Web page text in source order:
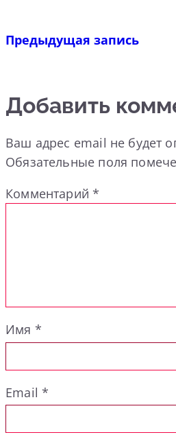
Предыдущая запись
Добавить
Ваш адрес email не будет
Обязательные поля
Комментарий*
Имя *
Email*